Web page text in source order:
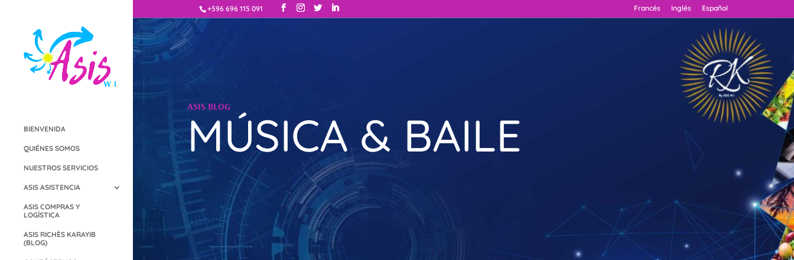
+596 696 115 091 Francés Inglés Español
BIENVENIDA
QUIÉNES SOMOS
NUESTROS SERVICIOS
ASIS ASISTENCIA
ASIS COMPRAS Y
LOGÍSTICA
ASIS RICHÈS KARAYIB
(BLOG)
ASIS BLOG
MÚSICA & BAILE